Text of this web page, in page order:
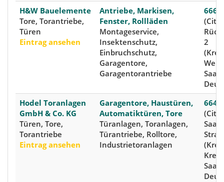
H&W Bauelemente
Tore, Torantriebe,
Türen
Eintrag ansehen
Antriebe, Markisen,
Fenster, Rollläden
Montageservice,
Insektenschutz,
Einbruchschutz,
Garagentore,
Garagentorantriebe
2
Hodel Toranlagen
GmbH & Co. KG
Türen, Tore,
Torantriebe
Eintrag ansehen
Garagentore, Haustüren,
Automatiktüren, Tore
Türanlagen, Toranlagen,
Türantriebe, Rolltore,
Industrietoranlagen
Kreis)